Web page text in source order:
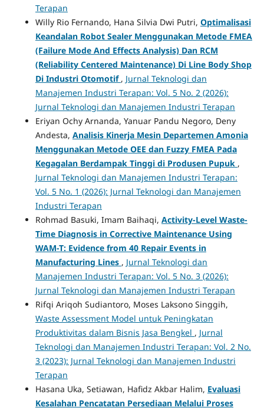
Terapan
Willy Rio Fernando, Hana Silvia Dwi Putri, Optimalisasi
Keandalan Robot Sealer Menggunakan Metode FMEA
(Failure Mode And Effects Analysis) Dan RCM
(Reliability Centered Maintenance) Di Line Body Shop
Di Industri Otomotif , Jurnal Teknologi dan
Manajemen Industri Terapan: Vol. 5 No. 2 (2026):
Jurnal Teknologi dan Manajemen Industri Terapan
Eriyan Ochy Arnanda, Yanuar Pandu Negoro, Deny
Andesta, Analisis Kinerja Mesin Departemen Amonia
Menggunakan Metode OEE dan Fuzzy FMEA Pada
Kegagalan Berdampak Tinggi di Produsen Pupuk ,
Jurnal Teknologi dan Manajemen Industri Terapan:
Vol. 5 No. 1 (2026): Jurnal Teknologi dan Manajemen
Industri Terapan
Rohmad Basuki, Imam Baihaqi, Activity-Level Waste-
Time Diagnosis in Corrective Maintenance Using
WAM-T: Evidence from 40 Repair Events in
Manufacturing Lines , Jurnal Teknologi dan
Manajemen Industri Terapan: Vol. 5 No. 3 (2026):
Jurnal Teknologi dan Manajemen Industri Terapan
Rifqi Ariqoh Sudiantoro, Moses Laksono Singgih,
Waste Assessment Model untuk Peningkatan
Produktivitas dalam Bisnis Jasa Bengkel , Jurnal
Teknologi dan Manajemen Industri Terapan: Vol. 2 No.
3 (2023): Jurnal Teknologi dan Manajemen Industri
Terapan
Hasana Uka, Setiawan, Hafidz Akbar Halim, Evaluasi
Kesalahan Pencatatan Persediaan Melalui Proses